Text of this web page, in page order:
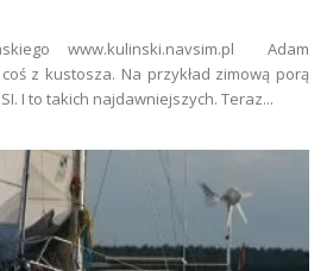
www.kulinski.navsim.pl Adam
z kustosza. Na przykład zimową porą
I to takich najdawniejszych. Teraz...